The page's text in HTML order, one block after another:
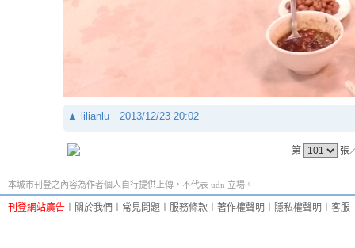
▲ lilianlu 2013/12/23 20:02
第 張
本城市刊登之內容為作者個人自行提供上傳，不代表 udn 立場。
刊登網站廣告 關於我們 常見問題 服務條款 著作權聲明 隱私權聲明 客服